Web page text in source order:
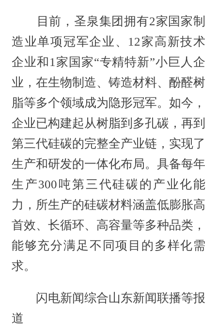
目前，圣泉集团拥有2家国家制
造业单项冠军企业、12家高新技术
企业和1家国家“专精特新”小巨人企
业，在生物制造、铸造材料、酚醛树
脂等多个领域成为隐形冠军。如今，
企业已构建起从树脂到多孔碳，再到
第三代硅碳的完整全产业链，实现了
生产和研发的一体化布局。具备每年
生产300吨第三代硅碳的产业化能
力，所生产的硅碳材料涵盖低膨胀高
首效、长循环、高容量等多种品类，
能够充分满足不同项目的多样化需
求。
闪电新闻综合山东新闻联播等报
道